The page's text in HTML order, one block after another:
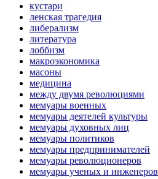
кустари
ленская трагедия
либерализм
литература
лоббизм
макроэкономика
масоны
медицина
между двумя революциями
мемуары военных
мемуары деятелей культуры
мемуары духовных лиц
мемуары политиков
мемуары предпринимателей
мемуары революционеров
мемуары ученых и инженеров